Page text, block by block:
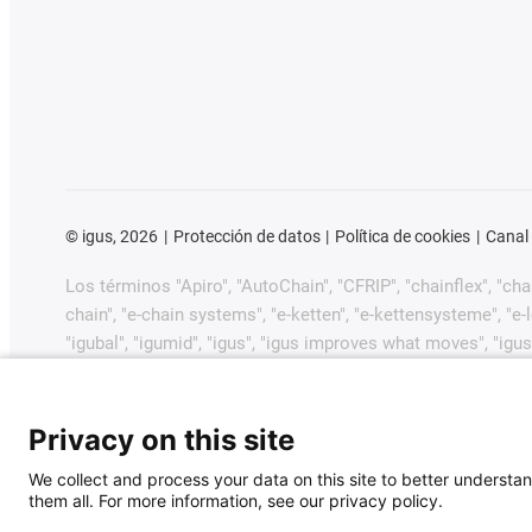
© igus, 2026 Protección de datos Política de cookies Canal
Los términos "Apiro", "AutoChain", "CFRIP", "chainflex",
chain", "e-chain systems", "e-ketten", "e-kettensysteme",
"igubal", "igumid", "igus", "igus improves what moves",
GmbH/Colonia en la República Federal de Alemania y
comerciales pendientes o marcas comerciales
igus® GmbH desea señalar que no vende productos de
Privacy on this site
We collect and process your data on this site to better
them all. For more information, see our privacy policy.